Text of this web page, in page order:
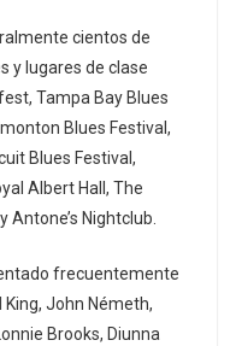
cientos de
y lugares de clase
Tampa Bay Blues
Blues Festival,
Blues Festival,
Albert Hall, The
Antone’s Nightclub.
frecuentemente
John Németh,
Brooks, Diunna